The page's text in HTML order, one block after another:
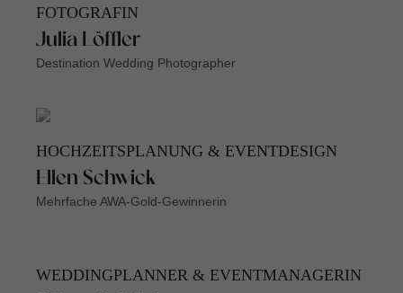
FOTOGRAFIN
Julia Löffler
Destination Wedding Photographer
HOCHZEITSPLANUNG & EVENTDESIGN
Ellen Schwick
Mehrfache AWA-Gold-Gewinnerin
WEDDINGPLANNER & EVENTMANAGERIN